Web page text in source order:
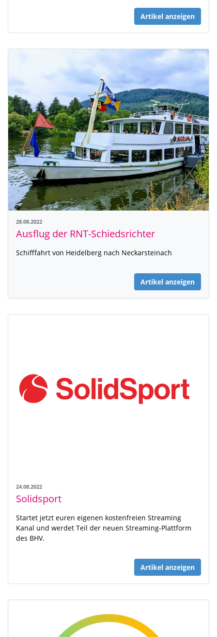
Artikel anzeigen
28.08.2022
Ausflug der RNT-Schiedsrichter
Schifffahrt von Heidelberg nach Neckarsteinach
Artikel anzeigen
24.08.2022
Solidsport
Startet jetzt euren eigenen kostenfreien Streaming
Kanal und werdet Teil der neuen Streaming-Plattform
des BHV.
Artikel anzeigen